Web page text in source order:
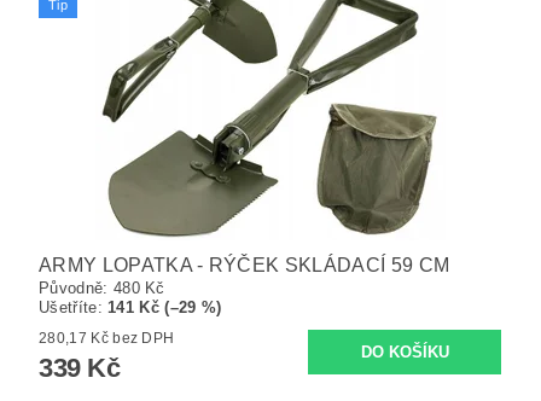
Tip
ARMY LOPATKA - RÝČEK SKLÁDACÍ 59 CM
Původně: 480 Kč
Ušetříte: 141 Kč (–29 %)
280,17 Kč bez DPH
339 Kč